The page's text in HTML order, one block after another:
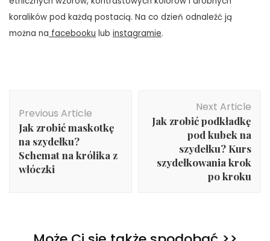
koralików pod każdą postacią. Na co dzień odnaleźć ją
można na facebooku lub instagramie.
Navigation
Previous Article
Jak zrobić maskotkę
na szydełku?
Schemat na królika z
włóczki
Next Article
Jak zrobić podkładkę
pod kubek na
szydełku? Kurs
szydełkowania krok
po kroku